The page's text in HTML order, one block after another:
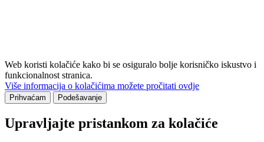
Web koristi kolačiće kako bi se osiguralo bolje korisničko iskustvo i
funkcionalnost stranica.
Više informacija o kolačićima možete pročitati ovdje
Prihvaćam Podešavanje
Upravljajte pristankom za kolačiće